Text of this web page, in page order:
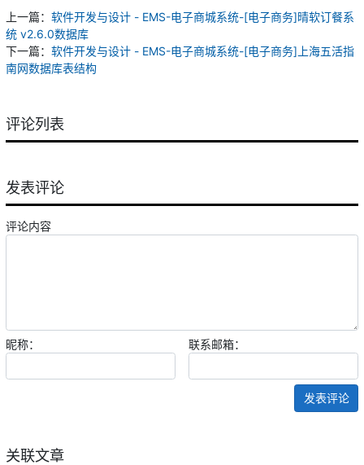
上一篇： 软件开发与设计 - EMS-电子商城系统-[电子商务]晴软订餐系
统 v2.6.0数据库
下一篇： 软件开发与设计 - EMS-电子商城系统-[电子商务]上海五活指
南网数据库表结构
评论列表
发表评论
评论内容
昵称： 联系邮箱：
发表评论
关联文章